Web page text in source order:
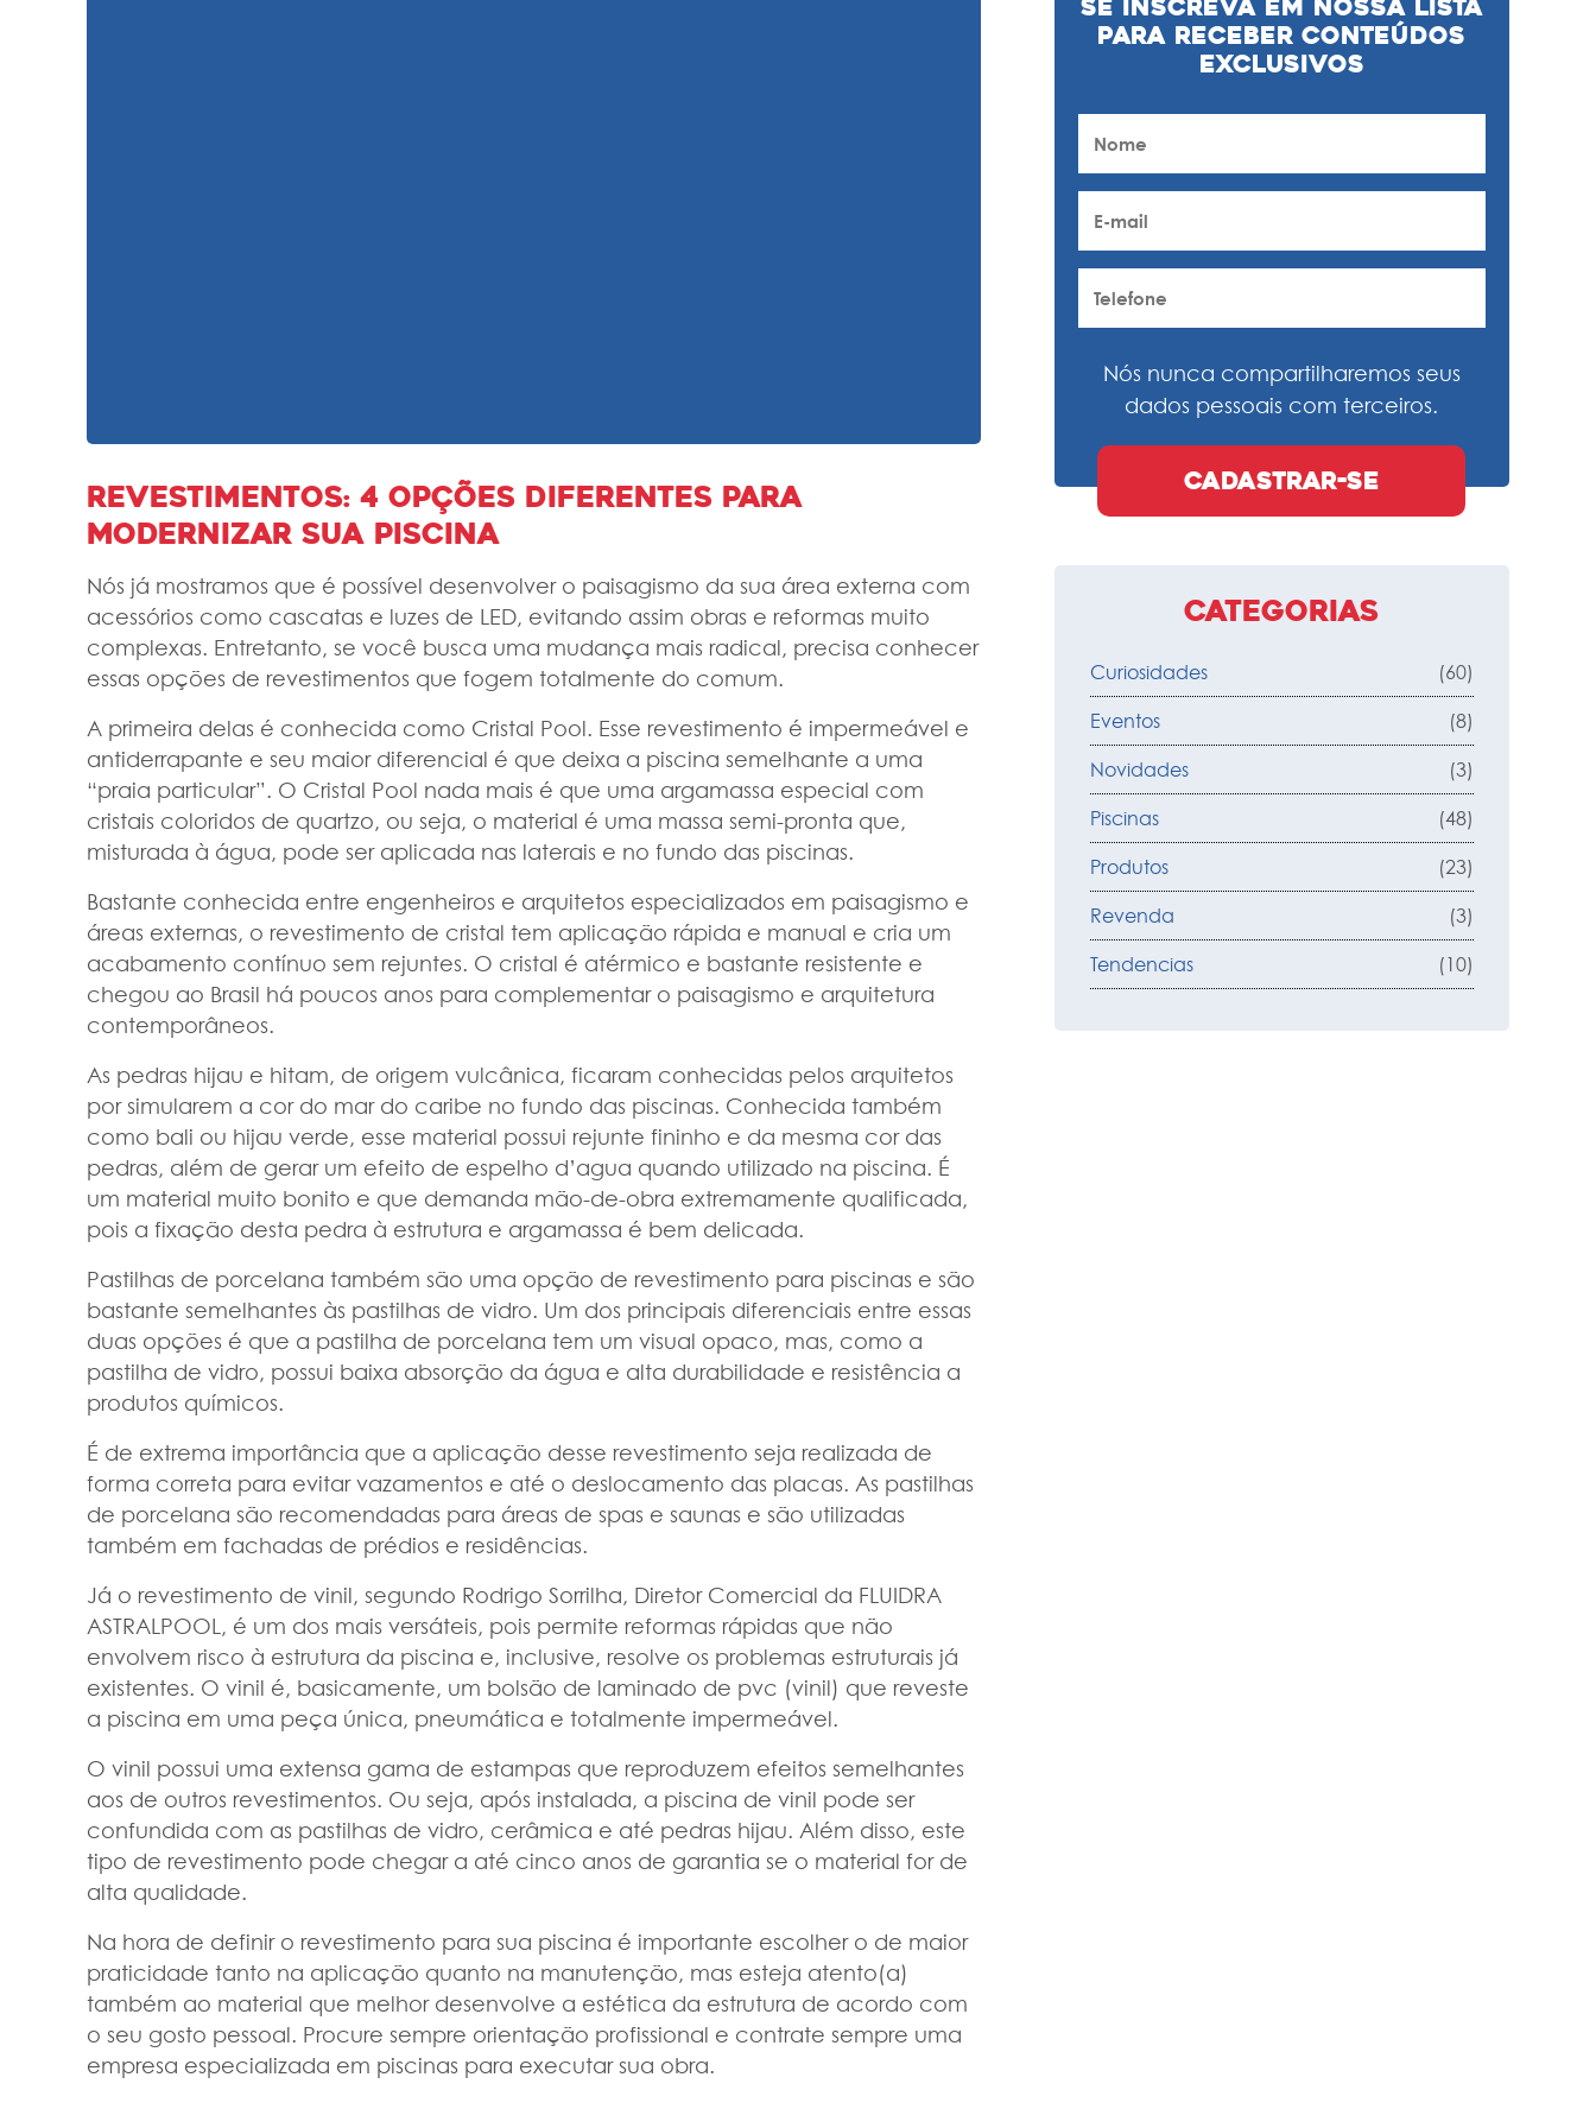
Revestimentos: 4 opções diferentes para
modernizar sua piscina
Nós já mostramos que é possível desenvolver o paisagismo da sua área externa com
acessórios como cascatas e luzes de LED, evitando assim obras e reformas muito
complexas. Entretanto, se você busca uma mudança mais radical, precisa conhecer
essas opções de revestimentos que fogem totalmente do comum.
A primeira delas é conhecida como Cristal Pool. Esse revestimento é impermeável e
antiderrapante e seu maior diferencial é que deixa a piscina semelhante a uma
“praia particular”. O Cristal Pool nada mais é que uma argamassa especial com
cristais coloridos de quartzo, ou seja, o material é uma massa semi-pronta que,
misturada à água, pode ser aplicada nas laterais e no fundo das piscinas.
Bastante conhecida entre engenheiros e arquitetos especializados em paisagismo e
áreas externas, o revestimento de cristal tem aplicação rápida e manual e cria um
acabamento contínuo sem rejuntes. O cristal é atérmico e bastante resistente e
chegou ao Brasil há poucos anos para complementar o paisagismo e arquitetura
contemporâneos.
As pedras hijau e hitam, de origem vulcânica, ficaram conhecidas pelos arquitetos
por simularem a cor do mar do caribe no fundo das piscinas. Conhecida também
como bali ou hijau verde, esse material possui rejunte fininho e da mesma cor das
pedras, além de gerar um efeito de espelho d’agua quando utilizado na piscina. É
um material muito bonito e que demanda mão-de-obra extremamente qualificada,
pois a fixação desta pedra à estrutura e argamassa é bem delicada.
Pastilhas de porcelana também são uma opção de revestimento para piscinas e são
bastante semelhantes às pastilhas de vidro. Um dos principais diferenciais entre essas
duas opções é que a pastilha de porcelana tem um visual opaco, mas, como a
pastilha de vidro, possui baixa absorção da água e alta durabilidade e resistência a
produtos químicos.
É de extrema importância que a aplicação desse revestimento seja realizada de
forma correta para evitar vazamentos e até o deslocamento das placas. As pastilhas
de porcelana são recomendadas para áreas de spas e saunas e são utilizadas
também em fachadas de prédios e residências.
Já o revestimento de vinil, segundo Rodrigo Sorrilha, Diretor Comercial da FLUIDRA
ASTRALPOOL, é um dos mais versáteis, pois permite reformas rápidas que não
envolvem risco à estrutura da piscina e, inclusive, resolve os problemas estruturais já
existentes. O vinil é, basicamente, um bolsão de laminado de pvc (vinil) que reveste
a piscina em uma peça única, pneumática e totalmente impermeável.
O vinil possui uma extensa gama de estampas que reproduzem efeitos semelhantes
aos de outros revestimentos. Ou seja, após instalada, a piscina de vinil pode ser
confundida com as pastilhas de vidro, cerâmica e até pedras hijau. Além disso, este
tipo de revestimento pode chegar a até cinco anos de garantia se o material for de
alta qualidade.
Na hora de definir o revestimento para sua piscina é importante escolher o de maior
praticidade tanto na aplicação quanto na manutenção, mas esteja atento(a)
também ao material que melhor desenvolve a estética da estrutura de acordo com
o seu gosto pessoal. Procure sempre orientação profissional e contrate sempre uma
empresa especializada em piscinas para executar sua obra.
Se inscreva em nossa lista
para receber conteúdos
exclusivos
Nós nunca compartilharemos seus
dados pessoais com terceiros.
Categorias
Curiosidades (60)
Eventos (8)
Novidades (3)
Piscinas (48)
Produtos (23)
Revenda (3)
Tendencias (10)